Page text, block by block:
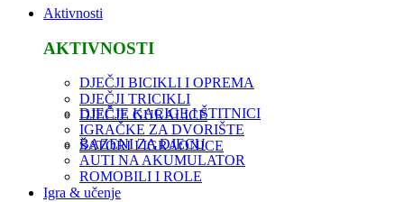
Aktivnosti
AKTIVNOSTI
DJEČJI BICIKLI I OPREMA
DJEČJI TRICIKLI
DJEČJE GURALICE
DJEČJE KACIGE I ŠTITNICI
IGRAČKE ZA DVORIŠTE
ŠATORI I IGRAONICE
BAZENI ZA DJECU
AUTI NA AKUMULATOR
ROMOBILI I ROLE
Igra & učenje